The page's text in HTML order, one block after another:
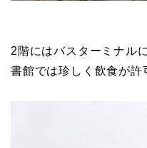
2階にはバスターミナル
書館では珍しく飲食が許